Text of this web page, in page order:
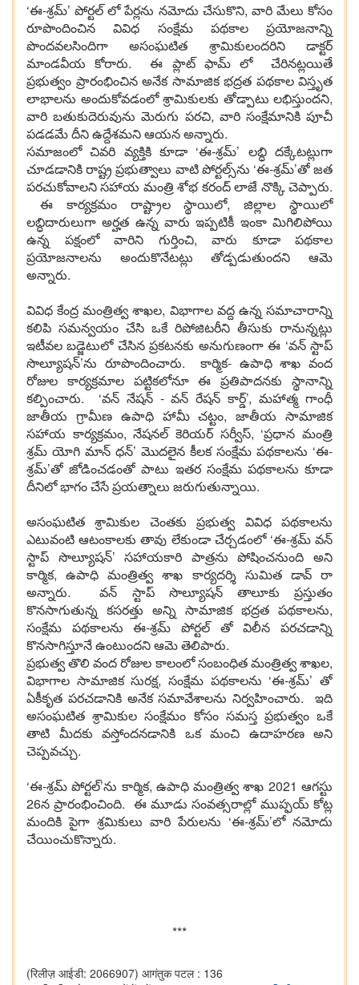
‘ఈ-శ్రమ్’ పోర్టల్ లో పేర్లను నమోదు చేసుకొని, వారి మేలు కోసం
రూపొందించిన వివిధ సంక్షేమ పథకాల ప్రయోజనాన్ని
పొందవలసిందిగా అసంఘటిత శ్రామికులందరిని డాక్టర్
మాండవీయ కోరారు. ఈ ప్లాట్ ఫామ్ లో చేరినట్లయితే
ప్రభుత్వం ప్రారంభించిన అనేక సామాజిక భద్రత పథకాల విస్తృత
లాభాలను అందుకోవడంలో శ్రామికులకు తోడ్పాటు లభిస్తుందని,
వారి బతుకుదెరువును మెరుగు పరచి, వారి సంక్షేమానికి పూచీ
పడడమే దీని ఉద్దేశమని ఆయన అన్నారు.
సమాజంలో చివరి వ్యక్తికి కూడా ‘ఈ-శ్రమ్’ లబ్ధి దక్కేటట్లుగా
చూడడానికి రాష్ట్ర ప్రభుత్వాలు వాటి పోర్టల్స్‌ను ‘ఈ-శ్రమ్’తో జత
పరచుకోవాలని సహాయ మంత్రి శోభ కరంద్ లాజే నొక్కి చెప్పారు.
ఈ కార్యక్రమం రాష్ట్రాల స్థాయిలో, జిల్లాల స్థాయిలో
లబ్ధిదారులుగా అర్హత ఉన్న వారు ఇప్పటికీ ఇంకా మిగిలిపోయి
ఉన్న పక్షంలో వారిని గుర్తించి, వారు కూడా పథకాల
ప్రయోజనాలను అందుకొనేటట్లు తోడ్పడుతుందని ఆమె
అన్నారు.
వివిధ కేంద్ర మంత్రిత్వ శాఖల, విభాగాల వద్ద ఉన్న సమాచారాన్ని
కలిపి సమన్వయం చేసి ఒకే రిపోజిటరీని తీసుకు రానున్నట్లు
ఇటీవల బడ్జెటులో చేసిన ప్రకటనకు అనుగుణంగా ఈ ‘వన్ స్టాప్
సొల్యూషన్’ను రూపొందించారు. కార్మిక- ఉపాధి శాఖ వంద
రోజుల కార్యక్రమాల పట్టికలోనూ ఈ ప్రతిపాదనకు స్థానాన్ని
కల్పించారు. ‘వన్ నేషన్ - వన్ రేషన్ కార్డ్’, మహాత్మ గాంధీ
జాతీయ గ్రామీణ ఉపాధి హామీ చట్టం, జాతీయ సామాజిక
సహాయ కార్యక్రమం, నేషనల్ కెరియర్ సర్వీస్, ‘ప్రధాన మంత్రి
శ్రమ్ యోగి మాన్ ధన్’ మొదలైన కీలక సంక్షేమ పథకాలను ‘ఈ-
శ్రమ్’తో జోడించడంతో పాటు ఇతర సంక్షేమ పథకాలను కూడా
దీనిలో భాగం చేసే ప్రయత్నాలు జరుగుతున్నాయి.
అసంఘటిత శ్రామికుల చెంతకు ప్రభుత్వ వివిధ పథకాలను
ఎటువంటి ఆటంకాలకు తావు లేకుండా చేర్చడంలో ‘ఈ-శ్రమ్ వన్
స్టాప్ సొల్యూషన్’ సహాయకారి పాత్రను పోషించనుంది అని
కార్మిక, ఉపాధి మంత్రిత్వ శాఖ కార్యదర్శి సుమిత డావ్‌ రా
అన్నారు. వన్ స్టాప్ సొల్యూషన్ తాలూకు ప్రస్తుతం
కొనసాగుతున్న కసరత్తు అన్ని సామాజిక భద్రత పథకాలను,
సంక్షేమ పథకాలను ఈ-శ్రమ్ పోర్టల్ తో విలీన పరచడాన్ని
కొనసాగిస్తూనే ఉంటుందని ఆమె తెలిపారు.
ప్రభుత్వ తొలి వంద రోజుల కాలంలో సంబంధిత మంత్రిత్వ శాఖల,
విభాగాల సామాజిక సురక్ష, సంక్షేమ పథకాలను ‘ఈ-శ్రమ్’ తో
ఏకీకృత పరచడానికి అనేక సమావేశాలను నిర్వహించారు. ఇది
అసంఘటిత శ్రామికుల సంక్షేమం కోసం సమస్త ప్రభుత్వం ఒకే
తాటి మీదకు వస్తోందనడానికి ఒక మంచి ఉదాహరణ అని
చెప్పవచ్చు.
‘ఈ-శ్రమ్ పోర్టల్’ను కార్మిక, ఉపాధి మంత్రిత్వ శాఖ 2021 ఆగస్టు
26న ప్రారంభించింది. ఈ మూడు సంవత్సరాల్లో ముప్ఫయ్ కోట్ల
మందికి పైగా శ్రమికులు వారి పేరులను ‘ఈ-శ్రమ్’లో నమోదు
చేయించుకొన్నారు.
***
(रिलीज़ आईडी: 2066907) आगंतुक पटल : 136